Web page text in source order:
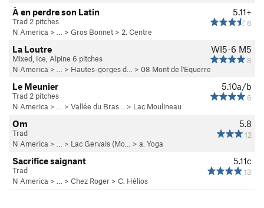
5.11+
6
À en perdre son Latin
Trad 2 pitches
N America > … > Gros Bonnet > 2. Centre
WI5-6 M5
8
La Loutre
Mixed, Ice, Alpine 6 pitches
N America > … > Hautes-gorges d… > 08 Mont de l'Equerre
5.10a/b
6
Le Meunier
Trad 2 pitches
N America > … > Vallée du Bras… > Lac Moulineau
5.8
12
Om
Trad
N America > … > Lac Gervais (Mo… > a. Yoga
5.11c
13
Sacrifice saignant
Trad
N America > … > Chez Roger > C. Hélios